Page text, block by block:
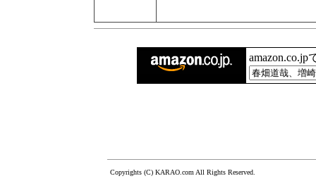
amazon.co.jp
Copyrights (C) KARAO.com All Rights Reserved.